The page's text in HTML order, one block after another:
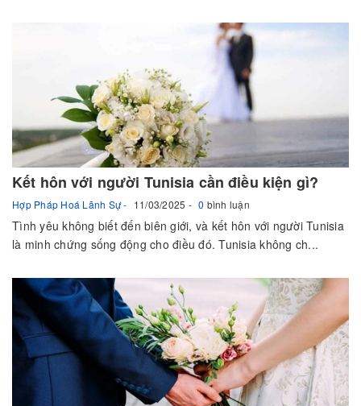
Kết hôn với người Tunisia cần điều kiện gì?
Hợp Pháp Hoá Lãnh Sự 11/03/2025 0 bình luận
Tình yêu không biết đến biên giới, và kết hôn với người Tunisia
là minh chứng sống động cho điều đó. Tunisia không ch...